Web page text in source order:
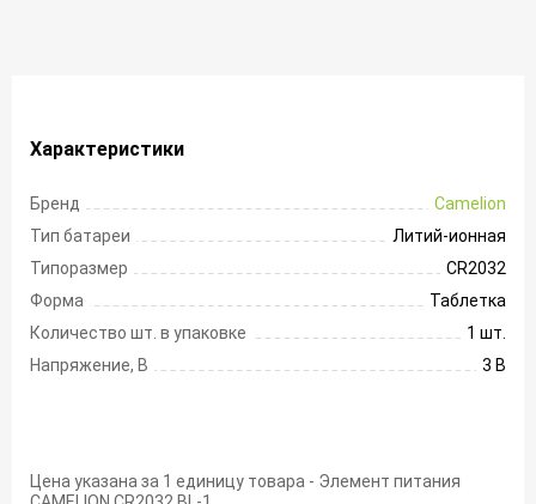
Характеристики
Бренд
Camelion
Тип батареи
Литий-ионная
Типоразмер
CR2032
Форма
Таблетка
Количество шт. в упаковке
1 шт.
Напряжение, В
3 В
Цена указана за 1 единицу товара - Элемент питания